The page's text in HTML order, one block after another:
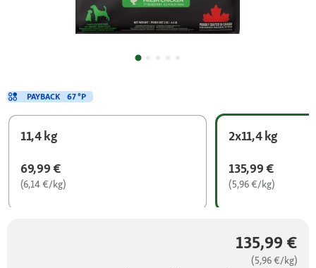
11,4 kg
69,99 €
(6,14 €/kg)
2x11,4 kg
135,99 €
(5,96 €/kg)
135,99 €
(5,96 €/kg)
PAYBACK 67 °P